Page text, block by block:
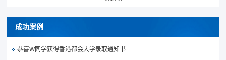
成功案例
恭喜W同学获得香港都会大学录取通知书